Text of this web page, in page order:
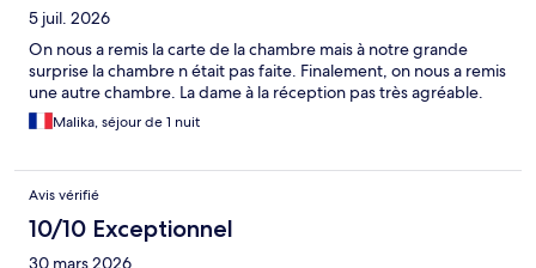
5 juil. 2026
On nous a remis la carte de la chambre mais à notre grande
surprise la chambre n était pas faite. Finalement, on nous a remis
une autre chambre. La dame à la réception pas très agréable.
Malika, séjour de 1 nuit
Avis vérifié
10/10 Exceptionnel
30 mars 2026